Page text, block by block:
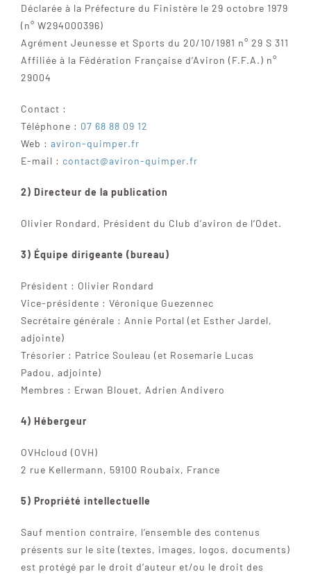
Déclarée à la Préfecture du Finistère le 29 octobre 1979
(n° W294000396)
Agrément Jeunesse et Sports du 20/10/1981 n° 29 S 311
Affiliée à la Fédération Française d’Aviron (F.F.A.) n°
29004
Contact :
Téléphone : 07 68 88 09 12
Web : aviron-quimper.fr
E-mail : contact@aviron-quimper.fr
2) Directeur de la publication
Olivier Rondard, Président du Club d’aviron de l’Odet.
3) Équipe dirigeante (bureau)
Président : Olivier Rondard
Vice-présidente : Véronique Guezennec
Secrétaire générale : Annie Portal (et Esther Jardel,
adjointe)
Trésorier : Patrice Souleau (et Rosemarie Lucas
Padou, adjointe)
Membres : Erwan Blouet, Adrien Andivero
4) Hébergeur
OVHcloud (OVH)
2 rue Kellermann, 59100 Roubaix, France
5) Propriété intellectuelle
Sauf mention contraire, l’ensemble des contenus
présents sur le site (textes, images, logos, documents)
est protégé par le droit d’auteur et/ou le droit des